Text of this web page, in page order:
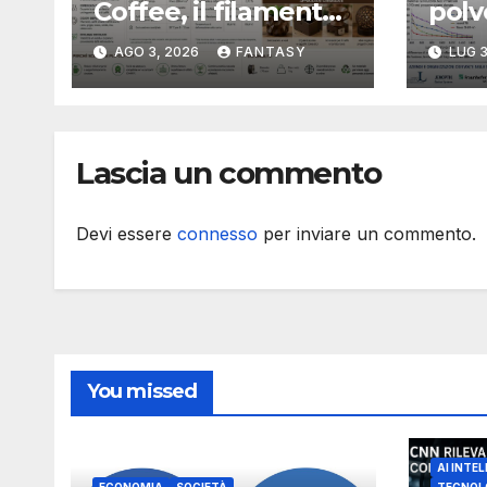
Coffee, il filamento
per stampa 3D
sviluppato con
fondi di caffè
AGO 3, 2026 FANTASY LUG
Lascia un commento
Devi essere connesso per inviare un commento.
You missed
AI